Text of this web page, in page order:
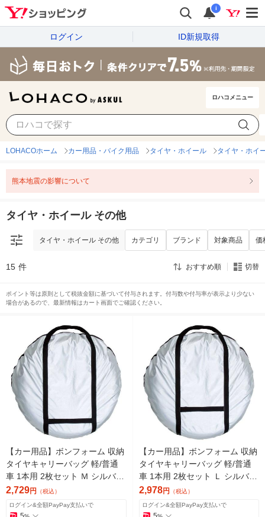
i
ログイン ID新規取得
ロハコメニュー
タイヤ・ホイール その他 価
LOHACOホーム カー用品・バイク用品 タイヤ・ホイール タイヤ・ホイ
熊本地震の影響について
タイヤ・ホイール その他
タイヤ・ホイール その他 カテゴリ ブランド 対象商品 価
15 件 おすすめ順 切替
ポイント等は原則として税抜金額に基づいて付与されます。付与数や付与率が表示より少ない
場合があるので、最新情報はカート画面でご確認ください。
【カー用品】ボンフォーム 収納
タイヤキャリーバッグ 軽/普通
車 1本用 2枚セット Ｍ シルバー
7205-05SI 1セット（直送品）
2,729円 （税込）
ログイン&全額PayPay支払いで
【カー用品】ボンフォーム 収納
タイヤキャリーバッグ 軽/普通
車 1本用 2枚セット Ｌ シルバー
7205-06SI 1セット（直送品）
2,978円 （税込）
ログイン&全額PayPay支払いで